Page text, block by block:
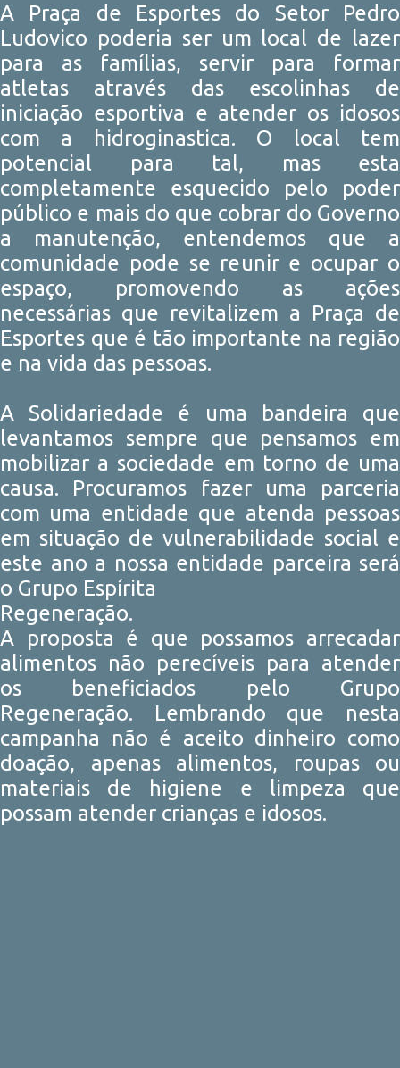
A Praça de Esportes do Setor Pedro
Ludovico poderia ser um local de lazer
para as famílias, servir para formar
atletas através das escolinhas de
iniciação esportiva e atender os idosos
com a hidroginastica. O local tem
potencial para tal, mas esta
completamente esquecido pelo poder
público e mais do que cobrar do Governo
a manutenção, entendemos que a
comunidade pode se reunir e ocupar o
espaço, promovendo as ações
necessárias que revitalizem a Praça de
Esportes que é tão importante na região
e na vida das pessoas.
A Solidariedade é uma bandeira que
levantamos sempre que pensamos em
mobilizar a sociedade em torno de uma
causa. Procuramos fazer uma parceria
com uma entidade que atenda pessoas
em situação de vulnerabilidade social e
este ano a nossa entidade parceira será
o Grupo Espírita
Regeneração.
A proposta é que possamos arrecadar
alimentos não perecíveis para atender
os beneficiados pelo Grupo
Regeneração. Lembrando que nesta
campanha não é aceito dinheiro como
doação, apenas alimentos, roupas ou
materiais de higiene e limpeza que
possam atender crianças e idosos.